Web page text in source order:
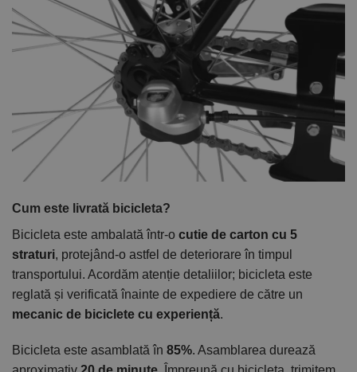
Cum este livrată bicicleta?
Bicicleta este ambalată într-o cutie de carton cu 5
straturi, protejând-o astfel de deteriorare în timpul
transportului. Acordăm atenție detaliilor; bicicleta este
reglată și verificată înainte de expediere de către un
mecanic de biciclete cu experiență.
Bicicleta este asamblată în 85%. Asamblarea durează